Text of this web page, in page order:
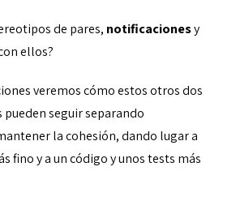
de pares, notificacionesy
ellos?
veremos cómo estos otros dos
seguir separando
la cohesión, dando lugar a
fino y a un código y unos tests más